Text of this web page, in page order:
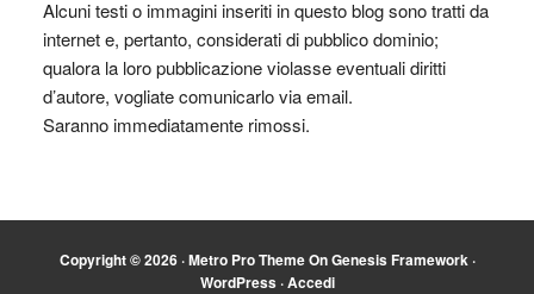
Alcuni testi o immagini inseriti in questo blog sono tratti da
internet e, pertanto, considerati di pubblico dominio;
qualora la loro pubblicazione violasse eventuali diritti
d’autore, vogliate comunicarlo via email.
Saranno immediatamente rimossi.
Copyright © 2026 ·Metro Pro ThemeOnGenesis Framework·
WordPress·Accedi